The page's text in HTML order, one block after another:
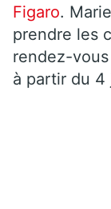
Figaro.
prendre les
rendez-
à partir du 4